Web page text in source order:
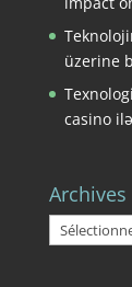
üzerine
casino
Archives
Archives